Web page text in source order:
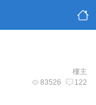
樓主
83526 122